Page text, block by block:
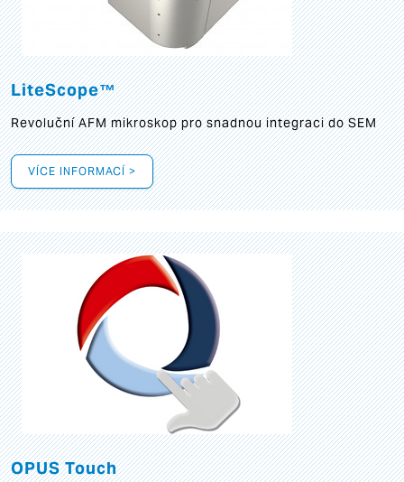
LiteScope™
Revoluční AFM mikroskop pro snadnou integraci do SEM
VÍCE INFORMACÍ >
OPUS Touch